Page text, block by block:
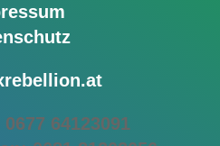
64123091